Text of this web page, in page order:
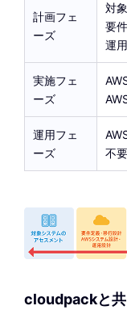
計画フェ
ーズ
対
要
運
実施フェ
ーズ
運用フェ
ーズ
不
cloudpackと共